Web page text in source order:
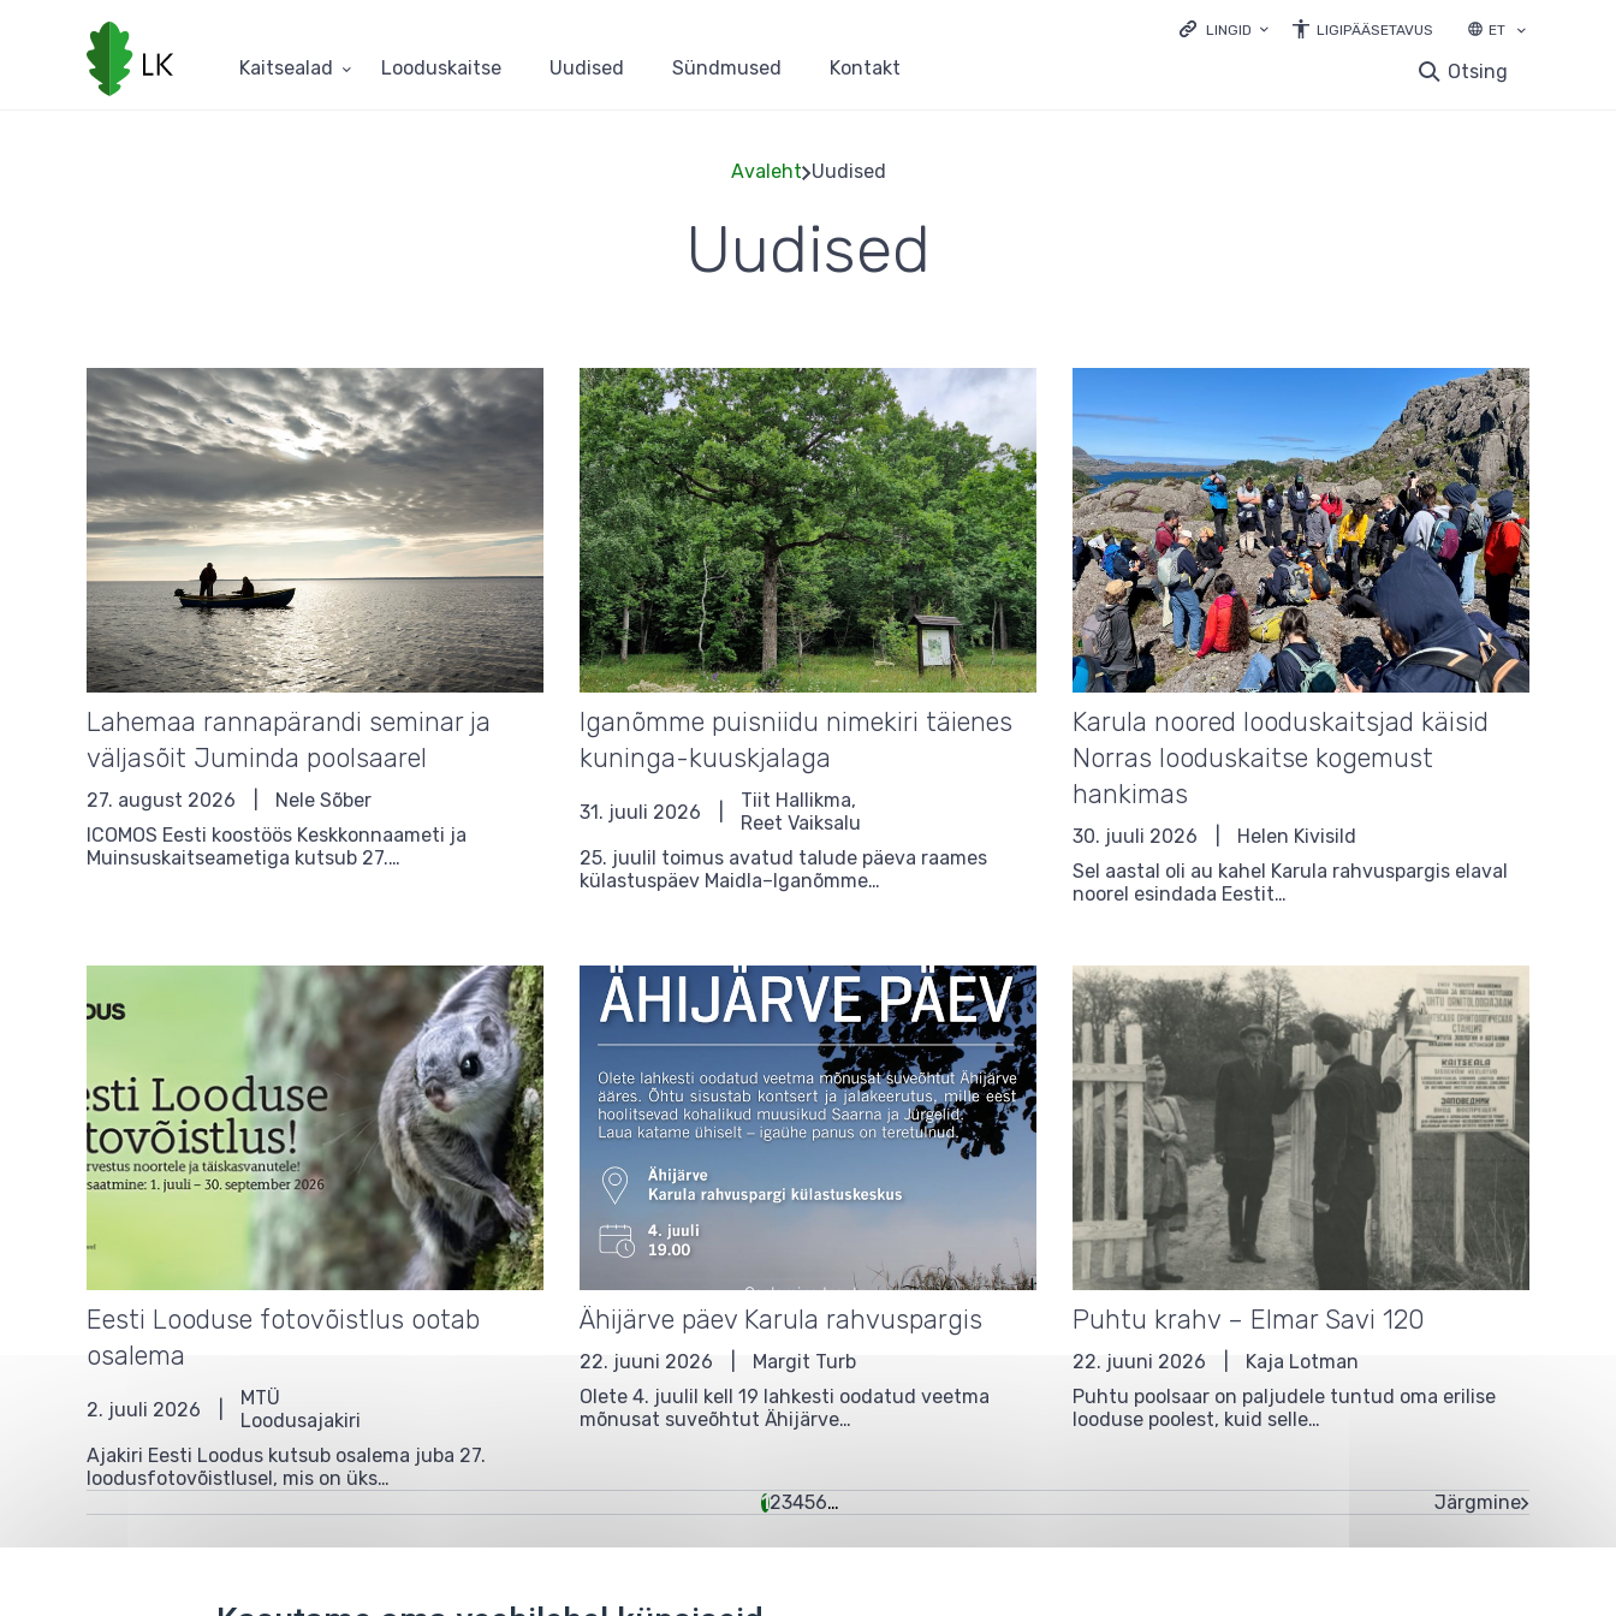
LINGID
LIGIPÄÄSETAVUS ET
Kaitsealad Looduskaitse Uudised Sündmused Kontakt Otsing
Leivapuru
Avaleht Uudised
Uudised
Lahemaa rannapärandi seminar ja
väljasõit Juminda poolsaarel
27. august 2026
Nele Sõber
ICOMOS Eesti koostöös Keskkonnaameti ja
Muinsuskaitseametiga kutsub 27.…
Iganõmme puisniidu nimekiri täienes
kuninga-kuuskjalaga
31. juuli 2026
Tiit Hallikma,
Reet Vaiksalu
25. juulil toimus avatud talude päeva raames
külastuspäev Maidla–Iganõmme…
Karula noored looduskaitsjad käisid
Norras looduskaitse kogemust
hankimas
30. juuli 2026
Helen Kivisild
Sel aastal oli au kahel Karula rahvuspargis elaval
noorel esindada Eestit…
Eesti Looduse fotovõistlus ootab
osalema
2. juuli 2026
MTÜ
Loodusajakiri
Ajakiri Eesti Loodus kutsub osalema juba 27.
loodusfotovõistlusel, mis on üks…
Ähijärve päev Karula rahvuspargis
22. juuni 2026
Margit Turb
Olete 4. juulil kell 19 lahkesti oodatud veetma
mõnusat suveõhtut Ähijärve…
Puhtu krahv – Elmar Savi 120
22. juuni 2026
Kaja Lotman
Puhtu poolsaar on paljudele tuntud oma erilise
looduse poolest, kuid selle…
Pagination
Eesolev
leht
1Lehekülg
2Lehekülg
3Lehekülg
4Lehekülg
5Lehekülg
6…
Järgmine
Järgmine